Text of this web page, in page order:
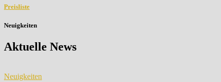
Preisliste
Neuigkeiten
Aktuelle News
Neuigkeiten